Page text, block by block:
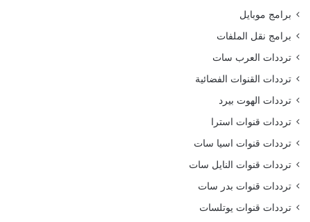
برامج موبايل
برامج نقل الملفات
ترددات العرب سات
ترددات القنوات الفضائية
ترددات الهوت بيرد
ترددات قنوات استرا
ترددات قنوات اسيا سات
ترددات قنوات النايل سات
ترددات قنوات بدر سات
ترددات قنوات يوتلسات